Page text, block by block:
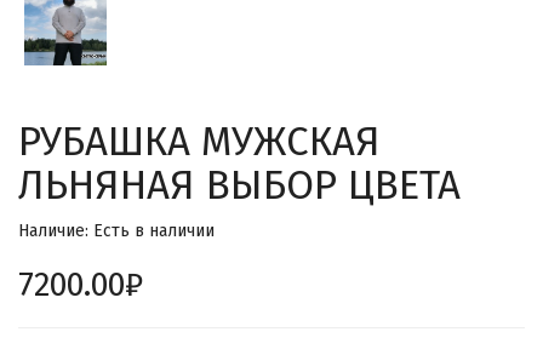
РУБАШКА МУЖСКАЯ
ЛЬНЯНАЯ ВЫБОР ЦВЕТА
Наличие: Есть в наличии
7200.00₽